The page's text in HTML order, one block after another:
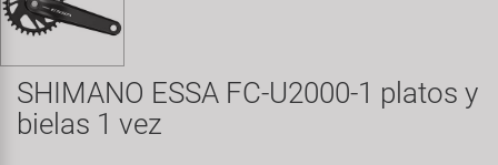
Transporte y Aparcamiento
Super B
Velo
SHIMANO ESSA FC-U2000-1 platos y
bielas 1 vez